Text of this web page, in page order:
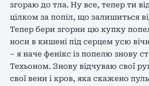
згораю до тла. Ну все, тепер ти
цілком за попіл, що залишиться
Тепер бери згорни цю купку
носи в кишені під серцем усю
– я наче фенікс із попелю знову
Техьоном. Знову відчуваю свої
свої вени і кров, яка скажено